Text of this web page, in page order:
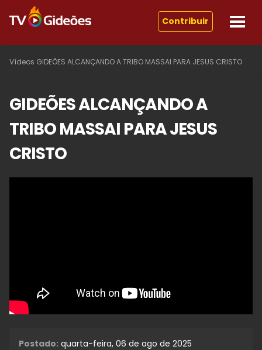
Contribuir
Vídeos GIDEÕES ALCANÇANDO A TRIBO MASSAI PARA JESUS CRISTO
GIDEÕES ALCANÇANDO A
TRIBO MASSAI PARA JESUS
CRISTO
Postado: quarta-feira, 06 de ago de 2025